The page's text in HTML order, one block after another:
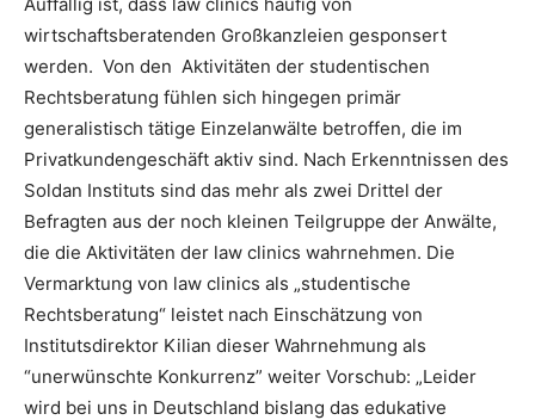
wirtschaftsberatenden Großkanzleien gesponsert
werden. Von den Aktivitäten der studentischen
Rechtsberatung fühlen sich hingegen primär
generalistisch tätige Einzelanwälte betroffen, die im
Privatkundengeschäft aktiv sind. Nach Erkenntnissen des
Soldan Instituts sind das mehr als zwei Drittel der
Befragten aus der noch kleinen Teilgruppe der Anwälte,
die die Aktivitäten der law clinics wahrnehmen. Die
Vermarktung von law clinics als „studentische
Rechtsberatung“ leistet nach Einschätzung von
Institutsdirektor Kilian dieser Wahrnehmung als
“unerwünschte Konkurrenz” weiter Vorschub: „Leider
wird bei uns in Deutschland bislang das edukative